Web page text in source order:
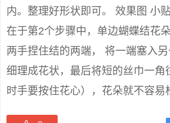
内。整理好形状即可。 效果图 小
在于第2个步骤中，单边蝴蝶结花
两手捏住结的两端， 将一端塞入
细理成花状，最后将短的丝巾一角
时手要按住花心），花朵就不容易